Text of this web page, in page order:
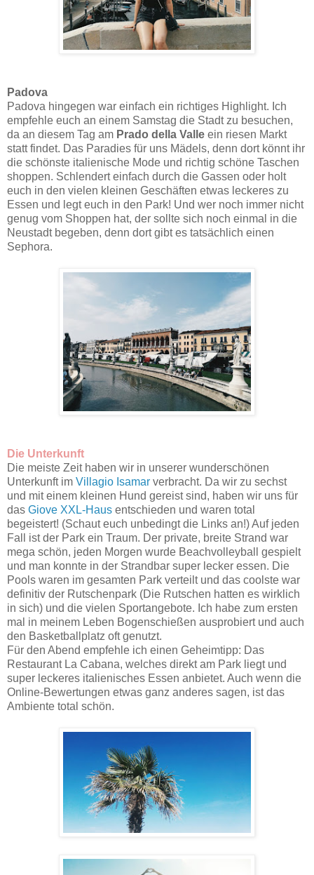
Padova
Padova hingegen war einfach ein richtiges Highlight. Ich
empfehle euch an einem Samstag die Stadt zu besuchen,
da an diesem Tag am Prado della Valle ein riesen Markt
statt findet. Das Paradies für uns Mädels, denn dort könnt ihr
die schönste italienische Mode und richtig schöne Taschen
shoppen. Schlendert einfach durch die Gassen oder holt
euch in den vielen kleinen Geschäften etwas leckeres zu
Essen und legt euch in den Park! Und wer noch immer nicht
genug vom Shoppen hat, der sollte sich noch einmal in die
Neustadt begeben, denn dort gibt es tatsächlich einen
Sephora.
Die Unterkunft
Die meiste Zeit haben wir in unserer wunderschönen
Unterkunft im Villagio Isamar verbracht. Da wir zu sechst
und mit einem kleinen Hund gereist sind, haben wir uns für
das Giove XXL-Haus entschieden und waren total
begeistert! (Schaut euch unbedingt die Links an!) Auf jeden
Fall ist der Park ein Traum. Der private, breite Strand war
mega schön, jeden Morgen wurde Beachvolleyball gespielt
und man konnte in der Strandbar super lecker essen. Die
Pools waren im gesamten Park verteilt und das coolste war
definitiv der Rutschenpark (Die Rutschen hatten es wirklich
in sich) und die vielen Sportangebote. Ich habe zum ersten
mal in meinem Leben Bogenschießen ausprobiert und auch
den Basketballplatz oft genutzt.
Für den Abend empfehle ich einen Geheimtipp: Das
Restaurant La Cabana, welches direkt am Park liegt und
super leckeres italienisches Essen anbietet. Auch wenn die
Online-Bewertungen etwas ganz anderes sagen, ist das
Ambiente total schön.